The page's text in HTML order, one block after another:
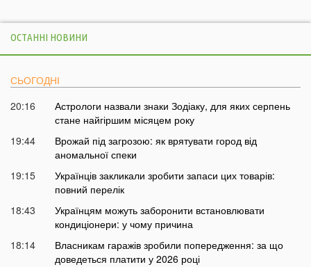
ОСТАННІ НОВИНИ
СЬОГОДНІ
20:16
Астрологи назвали знаки Зодіаку, для яких серпень
стане найгіршим місяцем року
19:44
Врожай під загрозою: як врятувати город від
аномальної спеки
19:15
Українців закликали зробити запаси цих товарів:
повний перелік
18:43
Українцям можуть заборонити встановлювати
кондиціонери: у чому причина
18:14
Власникам гаражів зробили попередження: за що
доведеться платити у 2026 році